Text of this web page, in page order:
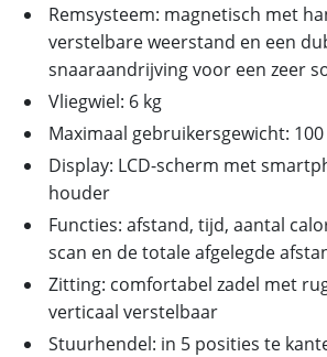
Remsysteem: magnetisch met
verstelbare weerstand en een
snaaraandrijving voor een zeer
Vliegwiel: 6 kg
Maximaal gebruikersgewicht: 100
Display: LCD-scherm met
houder
Functies: afstand, tijd, aantal
scan en de totale afgelegde
Zitting: comfortabel zadel met
verticaal verstelbaar
Stuurhendel: in 5 posities te